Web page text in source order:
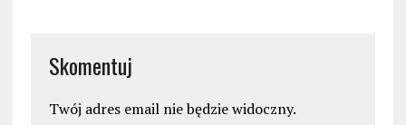
Skomentuj
Twój adres email nie będzie widoczny.